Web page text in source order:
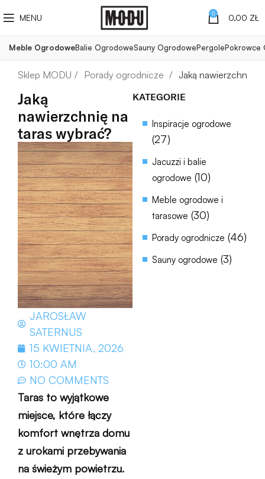
MENU 0 0,00 ZŁ
Meble OgrodoweBalie OgrodoweSauny OgrodowePergolePokrowce
Porady ogrodnicze Jaką nawierzchnię
Jaką
nawierzchnię na
taras wybrać?
JAROSŁAW
SATERNUS
15 KWIETNIA, 2026
10:00 AM
NO COMMENTS
Taras to wyjątkowe
miejsce, które łączy
komfort wnętrza domu
z urokami przebywania
na świeżym powietrzu.
KATEGORIE
Inspiracje ogrodowe
(27)
Jacuzzi i balie
ogrodowe (10)
Meble ogrodowe i
tarasowe (30)
Porady ogrodnicze (46)
Sauny ogrodowe (3)